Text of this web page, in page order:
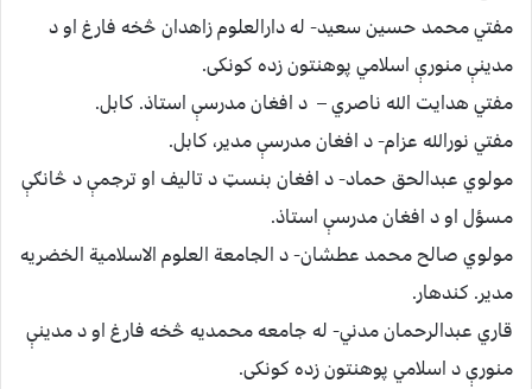
مفتي محمد حسين سعيد- له دارالعلوم زاهدان څخه فارغ او د
مدينې منورې اسلامي پوهنتون زده کونکی.
مفتي هدايت الله ناصري – د افغان مدرسې استاذ. کابل.
مفتي نورالله عزام- د افغان مدرسې مدير، کابل.
مولوي عبدالحق حماد- د افغان بنسټ د تاليف او ترجمې د څانګې
مسؤل او د افغان مدرسې استاذ.
مولوي صالح محمد عطشان- د الجامعة العلوم الاسلامية الخضريه
مدير. کندهار.
قاري عبدالرحمان مدني- له جامعه محمديه څخه فارغ او د مدينې
منورې د اسلامي پوهنتون زده کونکی.